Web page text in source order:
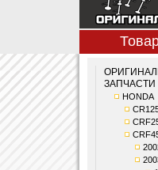
ЗАПЧАСТИ
HONDA